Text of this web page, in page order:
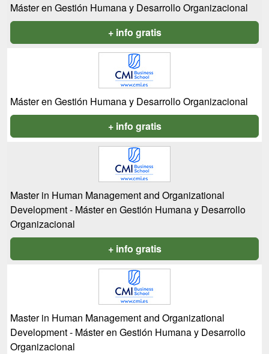
Máster en Gestión Humana y Desarrollo Organizacional
+ info gratis
Máster en Gestión Humana y Desarrollo Organizacional
+ info gratis
Master in Human Management and Organizational
Development - Máster en Gestión Humana y Desarrollo
Organizacional
+ info gratis
Master in Human Management and Organizational
Development - Máster en Gestión Humana y Desarrollo
Organizacional